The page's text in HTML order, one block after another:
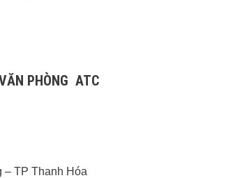
PHÒNG ATC
TP Thanh Hóa